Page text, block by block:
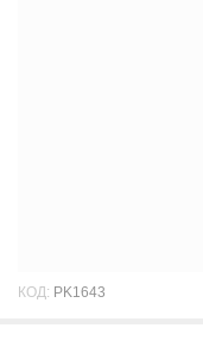
КОД: PK1643